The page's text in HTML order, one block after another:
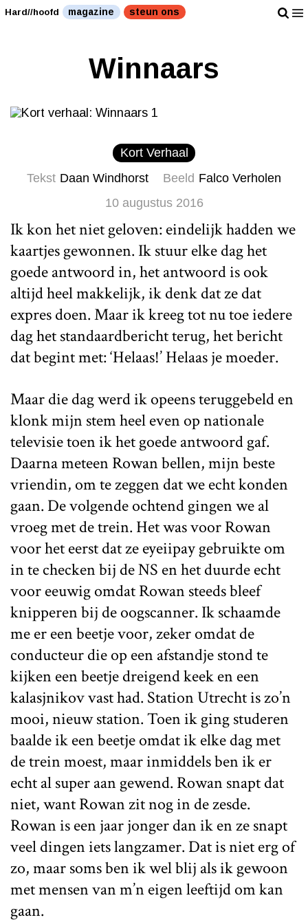
Hard//hoofd magazine steun ons
Winnaars
Kort Verhaal
Tekst Daan Windhorst Beeld Falco Verholen
10 augustus 2016
Ik kon het niet geloven: eindelijk hadden we
kaartjes gewonnen. Ik stuur elke dag het
goede antwoord in, het antwoord is ook
altijd heel makkelijk, ik denk dat ze dat
expres doen. Maar ik kreeg tot nu toe iedere
dag het standaardbericht terug, het bericht
dat begint met: ‘Helaas!’ Helaas je moeder.
Maar die dag werd ik opeens teruggebeld en
klonk mijn stem heel even op nationale
televisie toen ik het goede antwoord gaf.
Daarna meteen Rowan bellen, mijn beste
vriendin, om te zeggen dat we echt konden
gaan. De volgende ochtend gingen we al
vroeg met de trein. Het was voor Rowan
voor het eerst dat ze eyeiipay gebruikte om
in te checken bij de NS en het duurde echt
voor eeuwig omdat Rowan steeds bleef
knipperen bij de oogscanner. Ik schaamde
me er een beetje voor, zeker omdat de
conducteur die op een afstandje stond te
kijken een beetje dreigend keek en een
kalasjnikov vast had. Station Utrecht is zo’n
mooi, nieuw station. Toen ik ging studeren
baalde ik een beetje omdat ik elke dag met
de trein moest, maar inmiddels ben ik er
echt al super aan gewend. Rowan snapt dat
niet, want Rowan zit nog in de zesde.
Rowan is een jaar jonger dan ik en ze snapt
veel dingen iets langzamer. Dat is niet erg of
zo, maar soms ben ik wel blij als ik gewoon
met mensen van m’n eigen leeftijd om kan
gaan.